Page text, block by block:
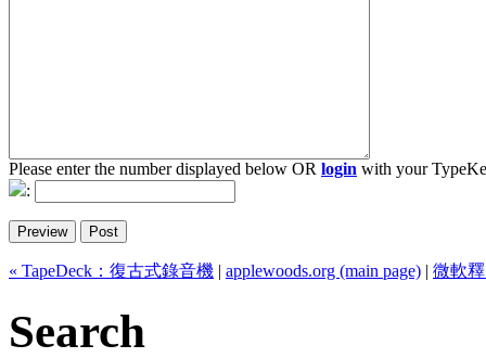
Please enter the number displayed below OR login with your
:
« TapeDeck：復古式錄音機 | applewoods.org (main page) | 微軟釋
Search